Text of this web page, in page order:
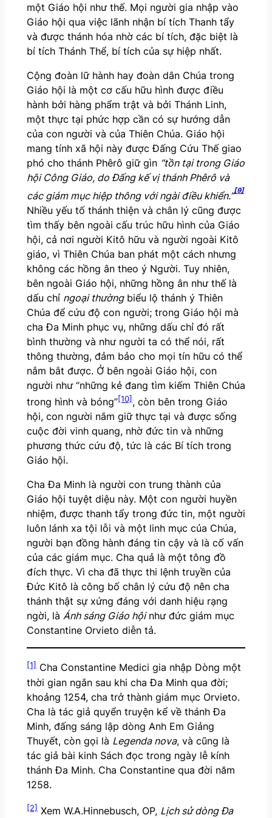
một Giáo hội như thế. Mọi người gia nhập vào
Giáo hội qua việc lãnh nhận bí tích Thanh tẩy
và được thánh hóa nhờ các bí tích, đặc biệt là
bí tích Thánh Thể, bí tích của sự hiệp nhất.
Cộng đoàn lữ hành hay đoàn dân Chúa trong
Giáo hội là một cơ cấu hữu hình được điều
hành bởi hàng phẩm trật và bởi Thánh Linh,
một thực tại phức hợp cần có sự hướng dẫn
của con người và của Thiên Chúa. Giáo hội
mang tính xã hội này được Đấng Cứu Thế giao
phó cho thánh Phêrô giữ gìn “tồn tại trong Giáo
hội Công Giáo, do Ðấng kế vị thánh Phêrô và
các giám mục hiệp thông với ngài điều khiển.”[9]
Nhiều yếu tố thánh thiện và chân lý cũng được
tìm thấy bên ngoài cấu trúc hữu hình của Giáo
hội, cả nơi người Kitô hữu và người ngoài Kitô
giáo, vì Thiên Chúa ban phát một cách nhưng
không các hồng ân theo ý Người. Tuy nhiên,
bên ngoài Giáo hội, những hồng ân như thế là
dấu chỉ ngoại thườngbiểu lộ thánh ý Thiên
Chúa để cứu độ con người; trong Giáo hội mà
cha Đa Minh phục vụ, những dấu chỉ đó rất
bình thường và như người ta có thể nói, rất
thông thường, đảm bảo cho mọi tín hữu có thể
nắm bắt được. Ở bên ngoài Giáo hội, con
người như “những kẻ đang tìm kiếm Thiên Chúa
trong hình và bóng”[10], còn bên trong Giáo
hội, con người nắm giữ thực tại và được sống
cuộc đời vinh quang, nhờ đức tin và những
phương thức cứu độ, tức là các Bí tích trong
Giáo hội.
Cha Đa Minh là người con trung thành của
Giáo hội tuyệt diệu này. Một con người huyền
nhiệm, được thanh tẩy trong đức tin, một người
luôn lánh xa tội lỗi và một linh mục của Chúa,
người bạn đồng hành đáng tin cậy và là cố vấn
của các giám mục. Cha quả là một tông đồ
đích thực. Vì cha đã thực thi lệnh truyền của
Đức Kitô là công bố chân lý cứu độ nên cha
thánh thật sự xứng đáng với danh hiệu rạng
ngời, là Ánh sáng Giáo hộinhư đức giám mục
Constantine Orvieto diễn tả.
[1]Cha Constantine Medici gia nhập Dòng một
thời gian ngắn sau khi cha Đa Minh qua đời;
khoảng 1254, cha trở thành giám mục Orvieto.
Cha là tác giả quyển truyện kể về thánh Đa
Minh, đấng sáng lập dòng Anh Em Giảng
Thuyết, còn gọi là Legenda nova, và cũng là
tác giả bài kinh Sách đọc trong ngày lễ kính
thánh Đa Minh. Cha Constantine qua đời năm
1258.
[2]Xem W.A.Hinnebusch, OP, Lịch sử dòng Đa